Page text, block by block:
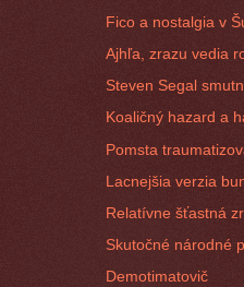
Fico a nostalgia v
Ajhľa, zrazu vedia
Steven Segal
Koaličný hazard a
Pomsta
Lacnejšia verzia
Relatívne šťastná
Skutočné národné
Demotimatovič